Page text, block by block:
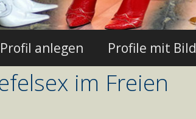
Profil anlegen Profile mit Bild
im Freien